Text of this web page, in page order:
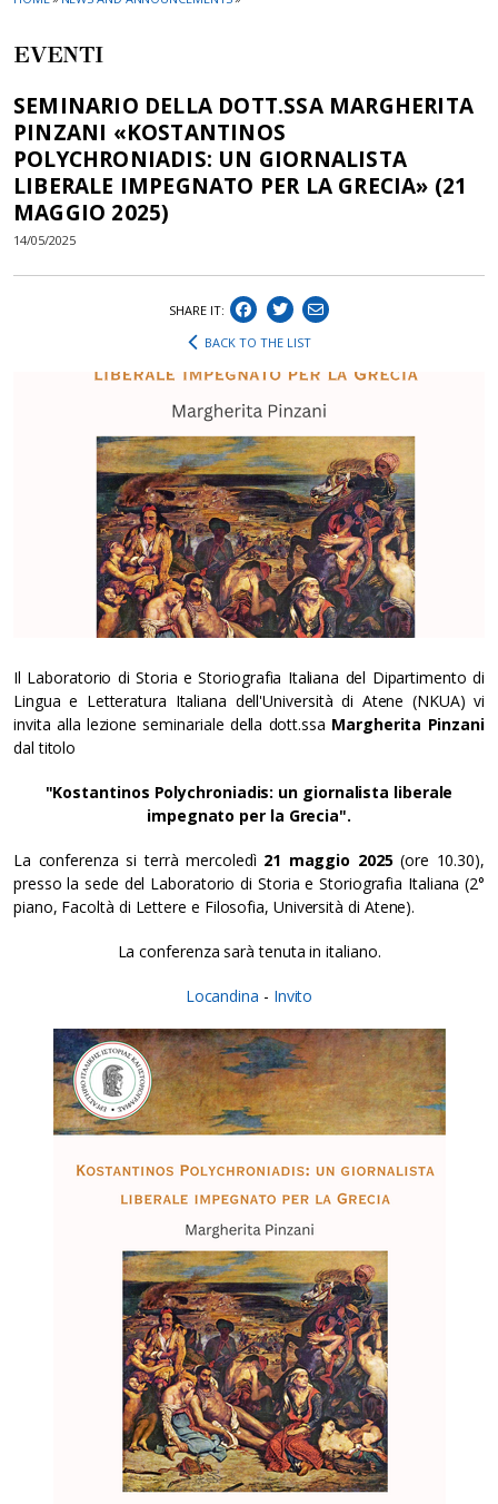
EVENTI
SEMINARIO DELLA DOTT.SSA MARGHERITA
PINZANI «KOSTANTINOS
POLYCHRONIADIS: UN GIORNALISTA
LIBERALE IMPEGNATO PER LA GRECIA» (21
MAGGIO 2025)
14/05/2025
SHARE IT:
BACK TO THE LIST
Il Laboratorio di Storia e Storiografia Italiana del Dipartimento di
Lingua e Letteratura Italiana dell'Università di Atene (NKUA) vi
invita alla lezione seminariale della dott.ssa Margherita Pinzani
dal titolo
"Kostantinos Polychroniadis: un giornalista liberale
impegnato per la Grecia".
La conferenza si terrà mercoledì 21 maggio 2025(ore 10.30),
presso la sede del Laboratorio di Storia e Storiografia Italiana (2°
piano, Facoltà di Lettere e Filosofia, Università di Atene).
La conferenza sarà tenuta in italiano.
Locandina - Invito